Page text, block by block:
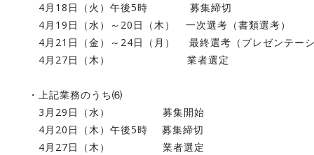
4月18日（火）午後5時 募集締切
4月19日（水）～20日（木） 一次選考（書類選考）
4月21日（金）～24日（月） 最終選考（プレゼンテー
4月27日（木） 業者選定
・上記業務のうち⑹
3月29日（水） 募集開始
4月20日（木）午後5時 募集締切
4月27日（木） 業者選定